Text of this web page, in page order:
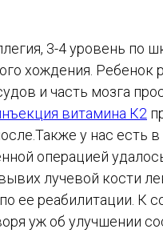
3-4 уровень по
хождения. Ребенок
и часть мозга
витамина К2
у нас есть
операцией
лучевой кости
ее реабилитации. К
уж об улучшении